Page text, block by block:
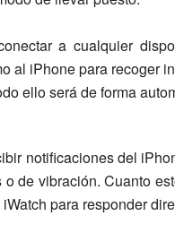
a cualquier
al iPhone para recoger
ello será de forma
notificaciones del
de vibración. Cuanto
para responder